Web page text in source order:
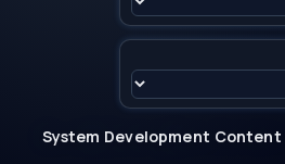
Content
Development
System